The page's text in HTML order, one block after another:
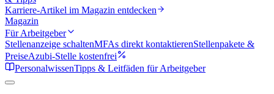
Karriere-Artikel im Magazin entdecken
Magazin
Für Arbeitgeber
Stellenanzeige schaltenMFAs direkt kontaktierenStellenpakete &
PreiseAzubi-Stelle kostenfrei
PersonalwissenTipps & Leitfäden für Arbeitgeber